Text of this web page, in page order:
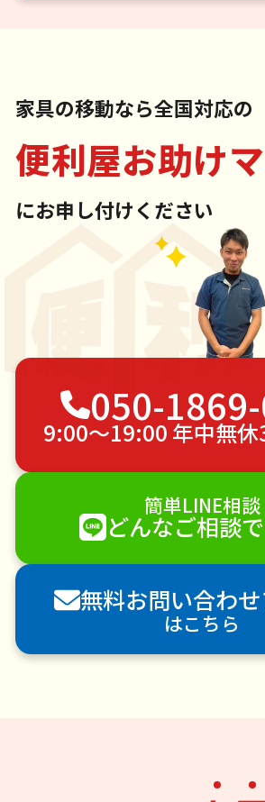
家具の移動なら全国対応の
便利屋お助け
にお申し付けください
050-
9:00〜19:00 年中無
簡単LINE相談
どんなご相談
無料お問い合わ
はこちら